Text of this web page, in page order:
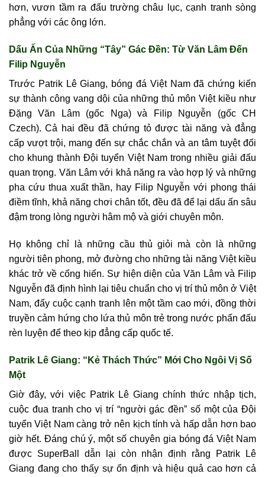
hơn, vươn tầm ra đấu trường châu lục, cạnh tranh sòng
phẳng với các ông lớn.
Dấu Ấn Của Những “Tây” Gác Đền: Từ Văn Lâm Đến
Filip Nguyễn
Trước Patrik Lê Giang, bóng đá Việt Nam đã chứng kiến
sự thành công vang dội của những thủ môn Việt kiều như
Đặng Văn Lâm (gốc Nga) và Filip Nguyễn (gốc CH
Czech). Cả hai đều đã chứng tỏ được tài năng và đẳng
cấp vượt trội, mang đến sự chắc chắn và an tâm tuyệt đối
cho khung thành Đội tuyển Việt Nam trong nhiều giải đấu
quan trọng. Văn Lâm với khả năng ra vào hợp lý và những
pha cứu thua xuất thần, hay Filip Nguyễn với phong thái
điềm tĩnh, khả năng chơi chân tốt, đều đã để lại dấu ấn sâu
đậm trong lòng người hâm mộ và giới chuyên môn.
Họ không chỉ là những cầu thủ giỏi mà còn là những
người tiên phong, mở đường cho những tài năng Việt kiều
khác trở về cống hiến. Sự hiện diện của Văn Lâm và Filip
Nguyễn đã định hình lại tiêu chuẩn cho vị trí thủ môn ở Việt
Nam, đẩy cuộc cạnh tranh lên một tầm cao mới, đồng thời
truyền cảm hứng cho lứa thủ môn trẻ trong nước phấn đấu
rèn luyện để theo kịp đẳng cấp quốc tế.
Patrik Lê Giang: “Kẻ Thách Thức” Mới Cho Ngôi Vị Số
Một
Giờ đây, với việc Patrik Lê Giang chính thức nhập tịch,
cuộc đua tranh cho vị trí “người gác đền” số một của Đội
tuyển Việt Nam càng trở nên kịch tính và hấp dẫn hơn bao
giờ hết. Đáng chú ý, một số chuyên gia bóng đá Việt Nam
được SuperBall dẫn lại còn nhận định rằng Patrik Lê
Giang đang cho thấy sự ổn định và hiệu quả cao hơn cả